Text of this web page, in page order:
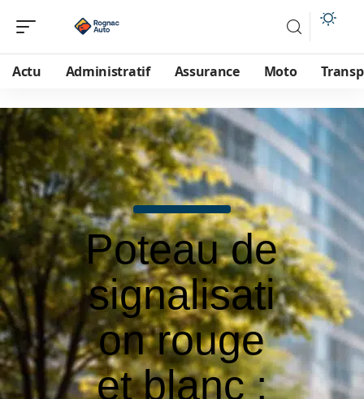
Actu Administratif Assurance Moto
Poteau de
signalisati
on rouge
et blanc :